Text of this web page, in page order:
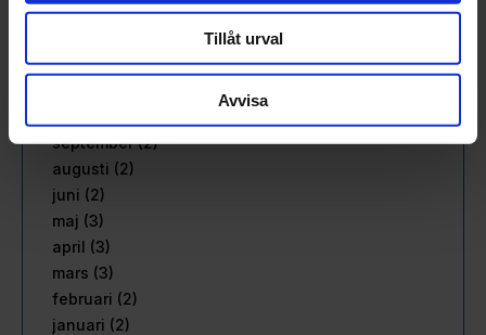
Tillåt urval
Avvisa
januari (2)
december (1)
september (2)
augusti (2)
juni (2)
maj (3)
april (3)
mars (3)
februari (2)
januari (2)